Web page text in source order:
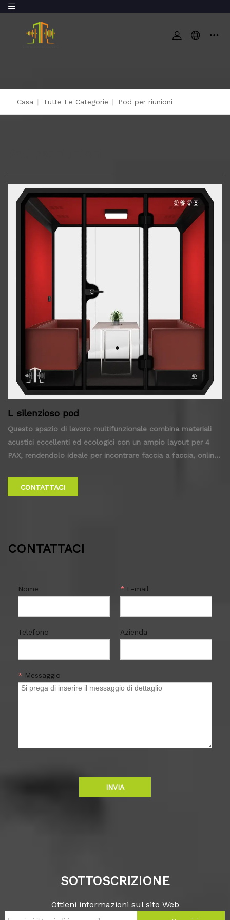
Casa | Tutte Le Categorie | Pod per riunioni
L silenzioso pod
Questo spazio di lavoro multifunzionale combina materiali
acustici eccellenti ed ecologici con un ampio layout per 4
PAX, rendendolo ideale per incontrare faccia a faccia, online
CONTATTACI
CONTATTACI
Nome * E-mail
Telefono Azienda
* Messaggio
INVIA
SOTTOSCRIZIONE
Ottieni informazioni sul sito Web